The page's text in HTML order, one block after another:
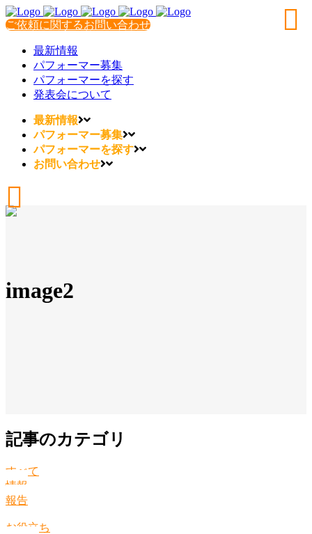
ご依頼に関するお問い合わせ
最新情報
パフォーマー募集
パフォーマーを探す
発表会について
最新情報
パフォーマー募集
パフォーマーを探す
お問い合わせ
image2
記事のカテゴリ
すべて
情報
報告
お役立ち